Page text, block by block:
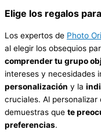
Elige los regalos
Los expertos de Photo
al elegir los obsequios
comprendertu grupo
intereses y necesidades
personalización y la
cruciales. Al
demuestras que te
preferencias.